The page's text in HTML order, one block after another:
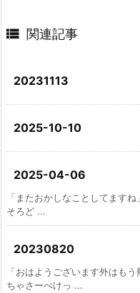
 関連記事
20231113
2025-10-10
2025-04-06
「またおかしなことしてます
そろど ...
20230820
「おはようございます外はも
ちゃさーぺけっ ...